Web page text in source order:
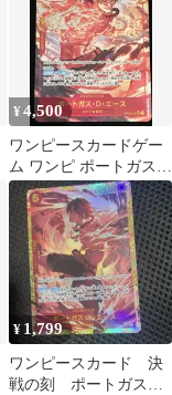
¥4,500
ワンピースカードゲー
ム ワンピ ポートガス・
D・エース［パラレ
ル］（Makitoshi） SEC
OP16-118 ［OP16］ ブ
ースターパック 決戦の
刻 トレカ TCG 248
¥ 1,799
ワンピースカード 決
戦の刻 ポートガス・